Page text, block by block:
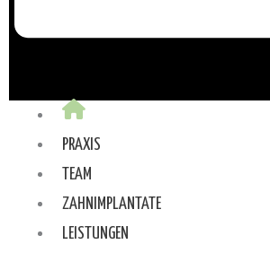
PRAXIS
TEAM
ZAHNIMPLANTATE
LEISTUNGEN